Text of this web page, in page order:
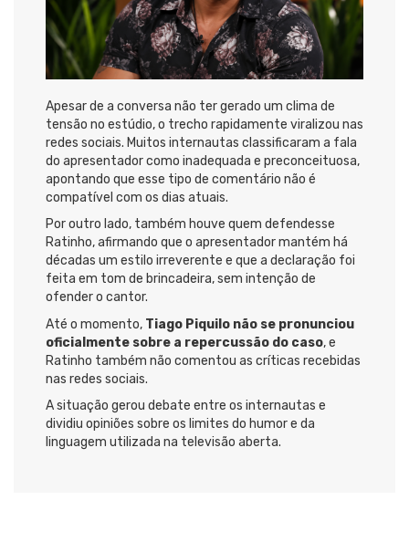
Apesar de a conversa não ter gerado um clima de
tensão no estúdio, o trecho rapidamente viralizou nas
redes sociais. Muitos internautas classificaram a fala
do apresentador como inadequada e preconceituosa,
apontando que esse tipo de comentário não é
compatível com os dias atuais.
Por outro lado, também houve quem defendesse
Ratinho, afirmando que o apresentador mantém há
décadas um estilo irreverente e que a declaração foi
feita em tom de brincadeira, sem intenção de
ofender o cantor.
Até o momento, Tiago Piquilo não se pronunciou
oficialmente sobre a repercussão do caso, e
Ratinho também não comentou as críticas recebidas
nas redes sociais.
A situação gerou debate entre os internautas e
dividiu opiniões sobre os limites do humor e da
linguagem utilizada na televisão aberta.